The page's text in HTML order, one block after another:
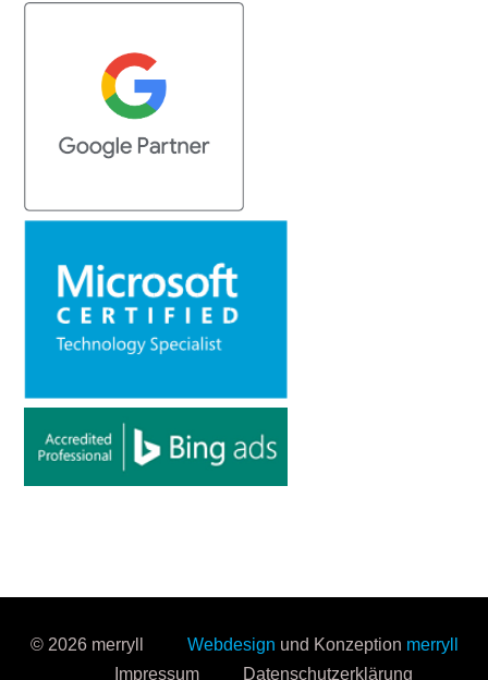
© 2026 merryll Webdesign und Konzeption merryll
Impressum
Datenschutzerklärung